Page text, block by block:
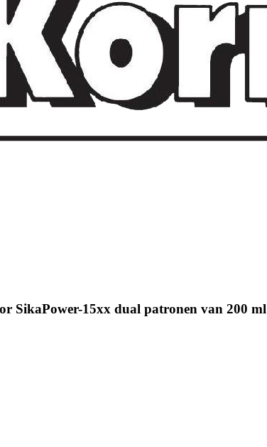
SikaPower-15xx dual patronen van 200 ml